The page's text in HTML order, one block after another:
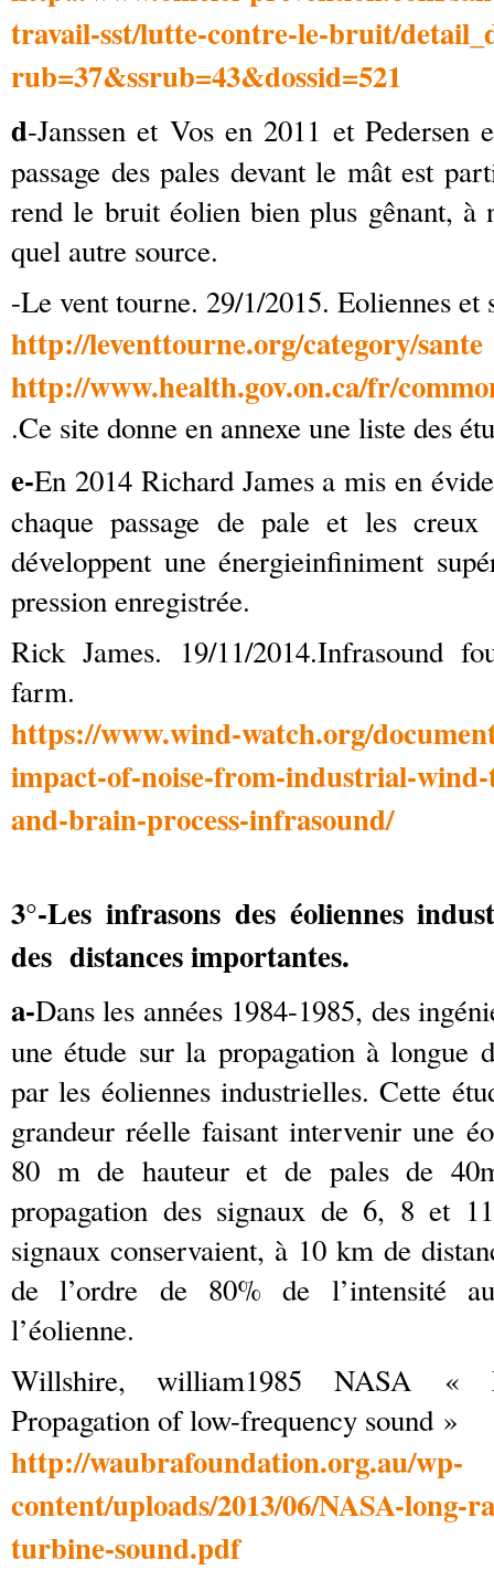
travail-sst/lutte-contre-le-bruit/
rub=37&ssrub=43&dossid=521
d-Janssen et Vos en 2011 et
passage des pales devant le mât est
rend le bruit éolien bien plus gênant, à
quel autre source.
-Le vent tourne. 29/1/2015. Eoliennes et
http://leventtourne.org/category/sante
http://www.health.gov.on.ca/fr/
.Ce site donne en annexe une liste des
e-En 2014 Richard James a mis en
chaque passage de pale et les creux
développent une énergieinfiniment
pression enregistrée.
Rick James. 19/11/2014.Infrasound
farm.
https://www.wind-watch.org/
impact-of-noise-from-industrial-
and-brain-process-infrasound/
3°-Les infrasons des éoliennes
des distances importantes.
a-Dans les années 1984-1985, des
une étude sur la propagation à longue
par les éoliennes industrielles. Cette
grandeur réelle faisant intervenir une
80 m de hauteur et de pales de
propagation des signaux de 6, 8 et
signaux conservaient, à 10 km de
de l’ordre de 80% de l’intensité
l’éolienne.
Willshire, william1985 NASA «
Propagation of low-frequency sound »
http://waubrafoundation.org.au/wp-
content/uploads/2013/06/NASA-long-
turbine-sound.pdf